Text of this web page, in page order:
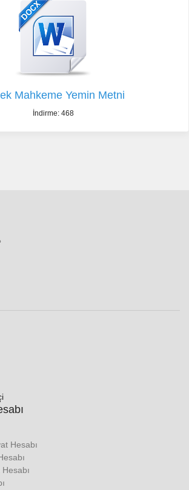
Mahkeme Yemin Metni
İndirme: 468
Hesabı
Hesabı